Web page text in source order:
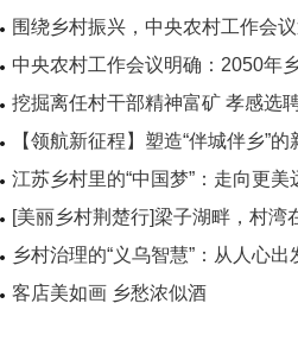
围绕乡村振兴，中央农村工作会
中央农村工作会议明确：2050年
挖掘离任村干部精神富矿 孝感选
【领航新征程】塑造“伴城伴乡”
江苏乡村里的“中国梦”：走向更美
[美丽乡村荆楚行]梁子湖畔，村湾
乡村治理的“义乌智慧”：从人心
客店美如画 乡愁浓似酒